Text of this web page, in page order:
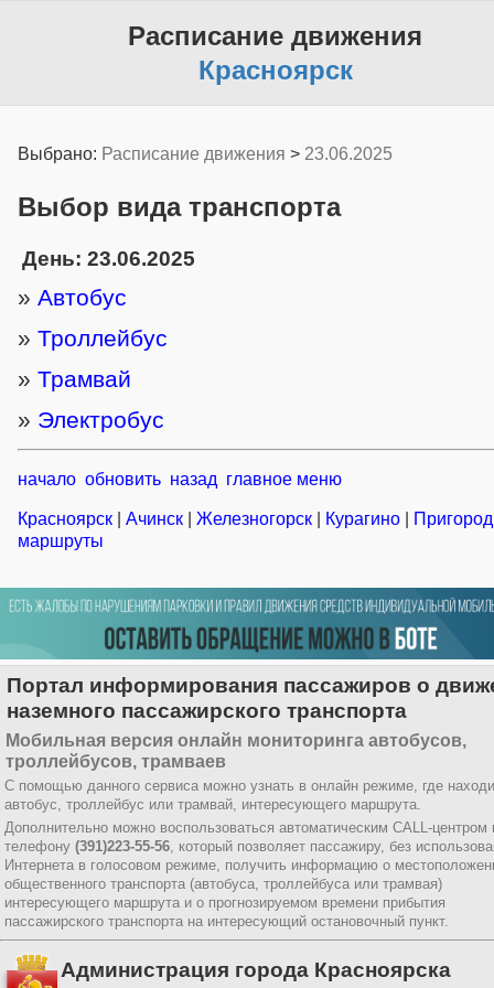
Расписание движения
Красноярск
Выбрано: Расписание движения > 23.06.2025
Выбор вида транспорта
День: 23.06.2025
» Автобус
» Троллейбус
» Трамвай
» Электробус
начало обновить назад главное меню
Красноярск Ачинск Железногорск Курагино
маршруты
Портал информирования пассажиров о
наземного пассажирского транспорта
Мобильная версия онлайн мониторинга автобусов,
троллейбусов, трамваев
С помощью данного сервиса можно узнать в онлайн режиме, где
автобус, троллейбус или трамвай, интересующего маршрута.
Дополнительно можно воспользоваться автоматическим CALL-центром
телефону (391)223-55-56, который позволяет пассажиру, без
Интернета в голосовом режиме, получить информацию о
общественного транспорта (автобуса, троллейбуса или трамвая)
интересующего маршрута и о прогнозируемом времени прибытия
пассажирского транспорта на интересующий остановочный пункт.
Администрация города Красноярска